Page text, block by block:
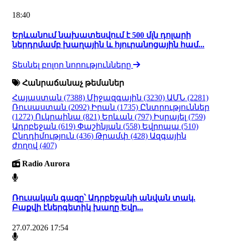
18:40
Երևանում նախատեսվում է 500 մլն դոլարի
ներդրմամբ խաղային և հյուրանոցային համ...
Տեսնել բոլոր նորությունները
Հանրաճանաչ թեմաներ
Հայաստան (7388) Միջազգային (3230) ԱՄՆ (2281)
Ռուսաստան (2092) Իրան (1735) Ընտրություններ
(1272) Ուկրաինա (821) Երևան (797) Իսրայել (759)
Ադրբեջան (619) Փաշինյան (558) Եվրոպա (510)
Ընդդիմություն (436) Թրամփ (428) Ազգային
ժողով (407)
Radio Aurora
Ռուսական գազը՝ Ադրբեջանի անվան տակ.
Բաքվի էներգետիկ խաղը Եվր...
27.07.2026 17:54